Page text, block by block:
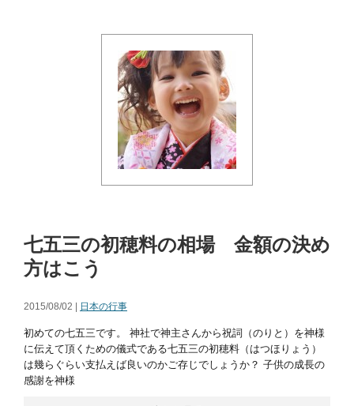
七五三の初穂料の相場 金額の決め
方はこう
2015/08/02 | 日本の行事
初めての七五三です。 神社で神主さんから祝詞（のりと）を神様
に伝えて頂くための儀式である七五三の初穂料（はつほりょう）
は幾らぐらい支払えば良いのかご存じでしょうか？ 子供の成長の
感謝を神様